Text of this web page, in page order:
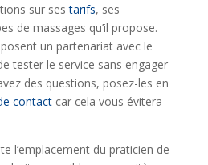
sur sestarifs, ses
de massages qu’il propose.
un partenariat avec le
tester le service sans engager
des questions, posez-les en
contactcar cela vous évitera
l’emplacement du praticien de